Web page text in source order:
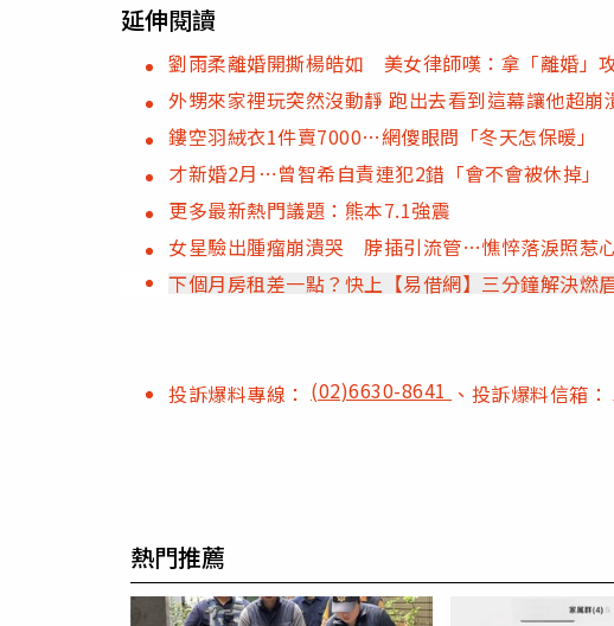
延伸閱讀
劉雨柔離婚開撕楊皓如 美女律師嘆：拿「離婚」
外甥來家裡玩突然沒動靜 跑出去看到這幕讓他超崩
鏤空羽絨衣1件賣7000…網傻眼問「冬天怎保暖」
才新婚2月⋯曾智希自責連犯2錯「會不會被休掉
更多最新熱門議題：熊本7.1強震
女星驗出腫瘤崩潰哭 脖插引流管…憔悴落淚照惹
下個月房租差一點？快上【易借網】三分鐘解決燃
投訴爆料專線： (02)6630-8641 、投訴爆料信箱：
熱門推薦